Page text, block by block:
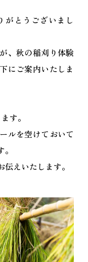
がとうございまし
、秋の稲刈り体験
にご案内いたしま
す。
ルを空けておいて
えいたします。